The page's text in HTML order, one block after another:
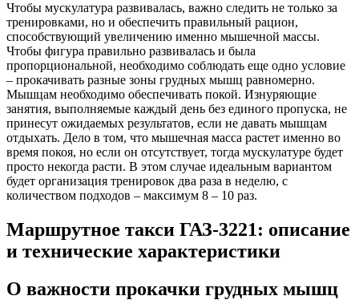
Чтобы мускулатура развивалась, важно следить не только за
тренировками, но и обеспечить правильный рацион,
способствующий увеличению именно мышечной массы.
Чтобы фигура правильно развивалась и была
пропорциональной, необходимо соблюдать еще одно условие
– прокачивать разные зоны грудных мышц равномерно.
Мышцам необходимо обеспечивать покой. Изнуряющие
занятия, выполняемые каждый день без единого пропуска, не
принесут ожидаемых результатов, если не давать мышцам
отдыхать. Дело в том, что мышечная масса растет именно во
время покоя, но если он отсутствует, тогда мускулатуре будет
просто некогда расти. В этом случае идеальным вариантом
будет организация тренировок два раза в неделю, с
количеством подходов – максимум 8 – 10 раз.
Маршрутное такси ГАЗ-3221: описание
и технические характеристики
О важности прокачки грудных мышц